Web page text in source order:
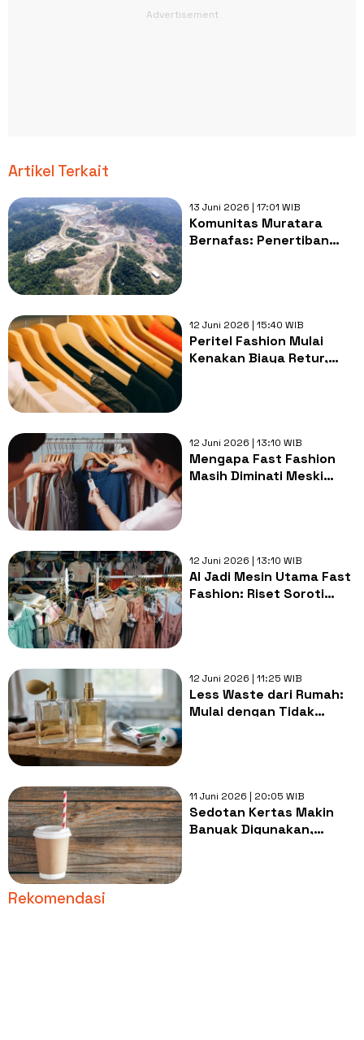
Artikel Terkait
13 Juni 2026 | 17:01 WIB
Komunitas Muratara
Bernafas: Penertiban
12 Juni 2026 | 15:40 WIB
Peritel Fashion Mulai
Kenakan Biaya Retur,
12 Juni 2026 | 13:10 WIB
Mengapa Fast Fashion
Masih Diminati Meski
12 Juni 2026 | 13:10 WIB
AI Jadi Mesin Utama Fast
Fashion: Riset Soroti
12 Juni 2026 | 11:25 WIB
Less Waste dari Rumah:
Mulai dengan Tidak
11 Juni 2026 | 20:05 WIB
Sedotan Kertas Makin
Banyak Digunakan,
Rekomendasi